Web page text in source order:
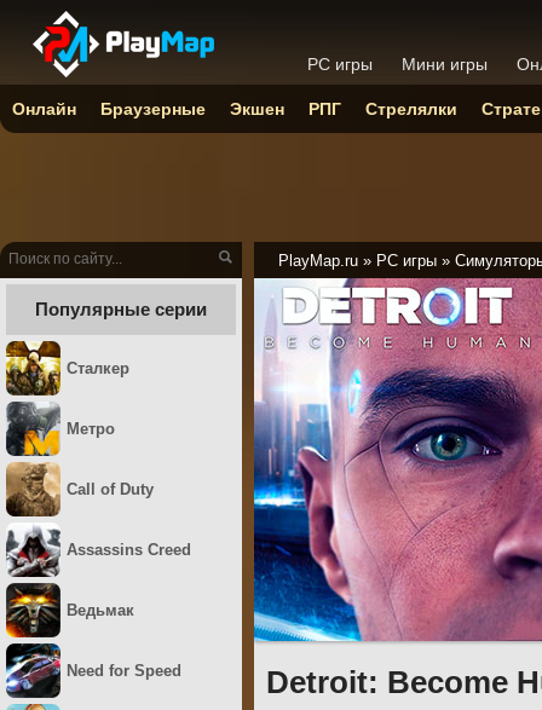
PlayMap.ru » PC игры »
Detroit: Become
Популярные серии
Сталкер
Метро
Call of Duty
Assassins Creed
Ведьмак
Need for Speed
PC игры Мини игры
Онлайн Браузерные Экшен РПГ Стрелялки